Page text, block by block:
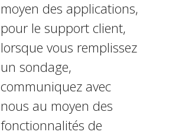
moyen des applications,
pour le support client,
lorsque vous remplissez
un sondage,
communiquez avec
nous au moyen des
fonctionnalités de